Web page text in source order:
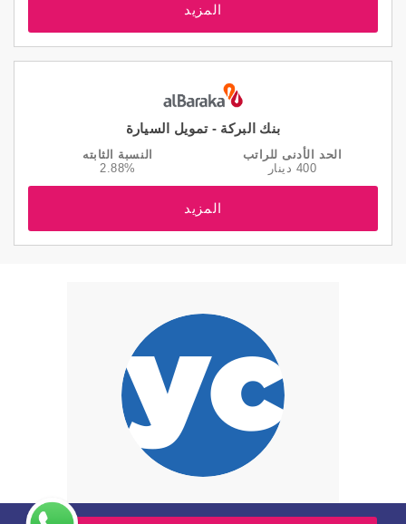
المزيد
بنك البركة - تمويل السيارة
الحد الأدنى للراتب
400 دينار
النسبة الثابته
2.88%
المزيد